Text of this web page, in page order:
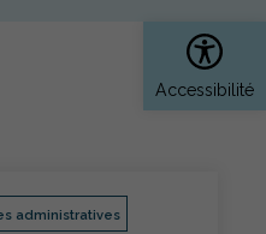
administratives